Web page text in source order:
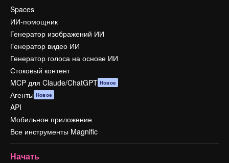
Spaces
ИИ-помощник
Генератор изображений ИИ
Генератор видео ИИ
Генератор голоса на основе ИИ
Стоковый контент
MCP для Claude/ChatGPT Новое
Агенты Новое
API
Мобильное приложение
Все инструменты Magnific
Начать